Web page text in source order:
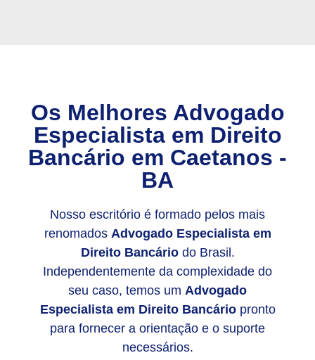
Os Melhores Advogado
Especialista em Direito
Bancário em Caetanos -
BA
Nosso escritório é formado pelos mais
renomados Advogado Especialista em
Direito Bancáriodo Brasil.
Independentemente da complexidade do
seu caso, temos um Advogado
Especialista em Direito Bancáriopronto
para fornecer a orientação e o suporte
necessários.